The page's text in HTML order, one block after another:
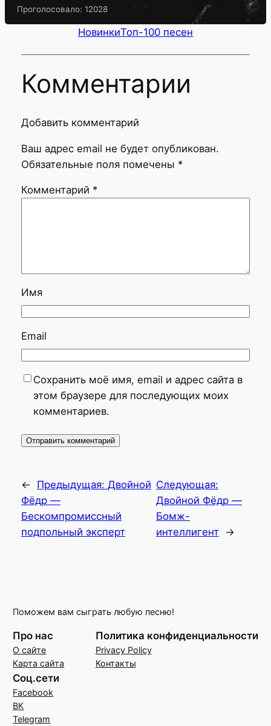
Проголосовало: 12028
НовинкиТоп-100 песен
Комментарии
Добавить комментарий
Ваш адрес email не будет опубликован.
Обязательные поля помечены *
Комментарий *
Имя
Email
Сохранить моё имя, email и адрес сайта в
этом браузере для последующих моих
комментариев.
← Предыдущая: Двойной
Фёдр —
Бескомпромиссный
подпольный эксперт
Следующая:
Двойной Фёдр —
Бомж-
интеллигент
→
Поможем вам сыграть любую песню!
Про нас
О сайте
Карта сайта
Политика конфиденциальности
Privacy Policy
Контакты
Соц.сети
Facebook
ВК
Telegram